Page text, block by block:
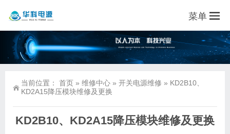
菜单
当前位置： 首页 » 维修中心 » 开关电源维修 » KD2B10、
KD2A15降压模块维修及更换
KD2B10、KD2A15降压模块维修及更换